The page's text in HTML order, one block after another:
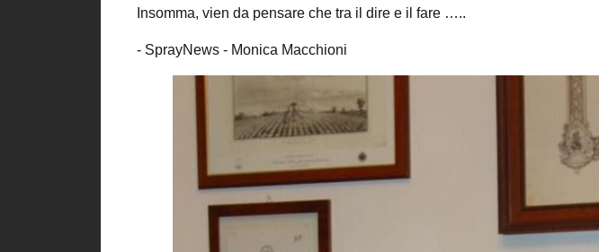
Insomma, vien da pensare che tra il dire e il fare …..
- SprayNews - Monica Macchioni